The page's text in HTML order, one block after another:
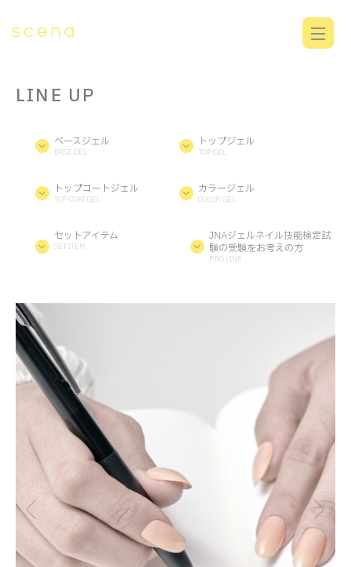
LINE UP
ベースジェル
BASE GEL
トップジェル
TOP GEL
トップコートジェル
TOP COAT GEL
カラージェル
COLOR GEL
セットアイテム
SET ITEM
JNAジェルネイル技能検定試
験の受験をお考えの方
PRO LINE